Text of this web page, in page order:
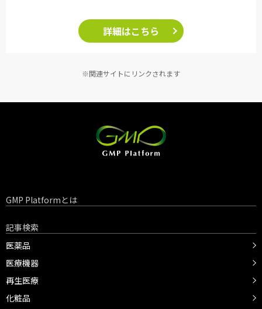
詳細はこちら
※関連サイトにリンクされます
GMP Platformとは
記事検索
医薬品
医療機器
再生医療
化粧品